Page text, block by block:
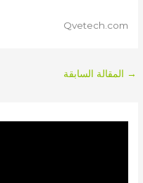
Qvetech.com
→ المقالة السابقة